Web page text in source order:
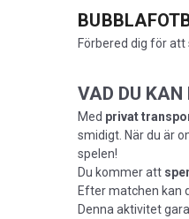
Förbered dig för
VAD DU KAN
Med privat
smidigt. När du är
spelen!
Du kommer att
Efter matchen kan
Denna aktivitet